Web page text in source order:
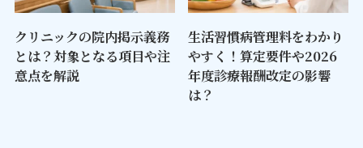
クリニックの院内掲示義務
とは？対象となる項目や注
意点を解説
生活習慣病管理料をわかり
やすく！算定要件や2026
年度診療報酬改定の影響
は？